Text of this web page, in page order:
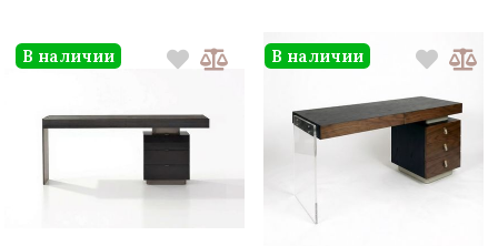
В наличии В наличии